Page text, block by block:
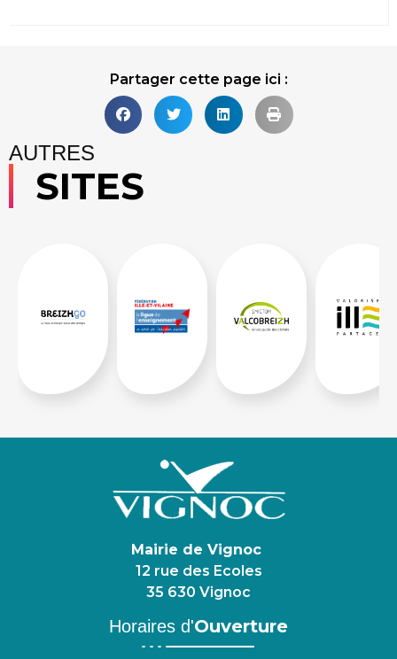
Partager cette page ici :
AUTRES
SITES
Mairie de Vignoc
12 rue des Ecoles
35 630 Vignoc
Horaires d'Ouverture